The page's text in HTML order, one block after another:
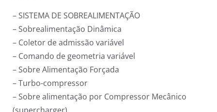
– SISTEMA DE SOBREALIMENTAÇÃO
– Sobrealimentação Dinâmica
– Coletor de admissão variável
– Comando de geometria variável
– Sobre Alimentação Forçada
– Turbo-compressor
– Sobre alimentação por Compressor Mecânico